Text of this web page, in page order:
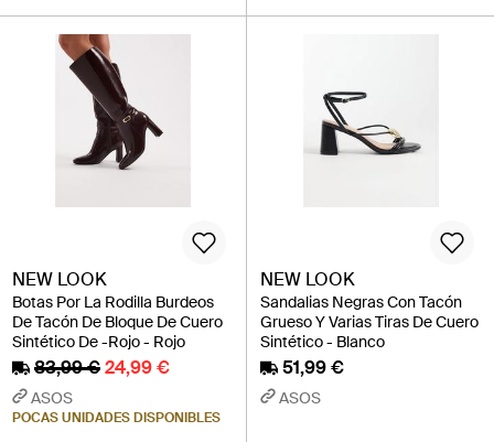
NEW LOOK
Botas Por La Rodilla Burdeos
De Tacón De Bloque De Cuero
Sintético De -Rojo - Rojo
83,99 €24,99 €
ASOS
POCAS UNIDADES DISPONIBLES
NEW LOOK
Sandalias Negras Con Tacón
Grueso Y Varias Tiras De Cuero
Sintético - Blanco
51,99 €
ASOS